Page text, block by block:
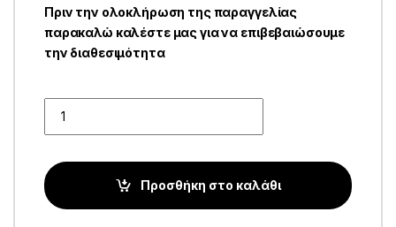
Πριν την ολοκλήρωση της παραγγελίας
παρακαλώ καλέστε μας για να επιβεβαιώσουμε
την διαθεσιμότητα
Προσθήκη στο καλάθι